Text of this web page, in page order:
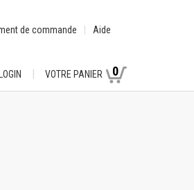
de commande Aide
VOTRE PANIER 0